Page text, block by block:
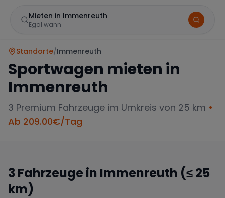
Mieten in Immenreuth
Egal wann
Standorte/Immenreuth
Sportwagen mieten in
Immenreuth
3 Premium Fahrzeuge im Umkreis von 25 km •
Ab 209.00€/Tag
3 Fahrzeuge in Immenreuth (≤ 25
km)